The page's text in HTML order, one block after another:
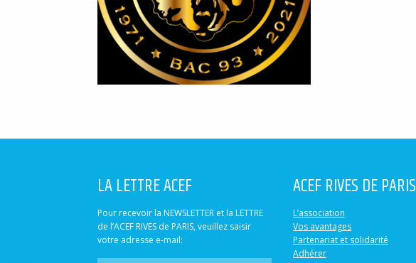
LA LETTRE ACEF
Pour recevoir la NEWSLETTER et la LETTRE
de l’ACEF RIVES de PARIS, veuillez saisir
votre adresse e-mail:
ACEF RIVES DE PARIS
L’association
Vos avantages
Partenariat et solidarité
Adhérer